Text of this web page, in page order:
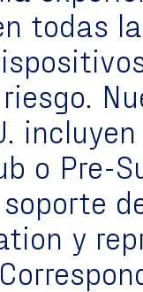
todas
o Pre-
y